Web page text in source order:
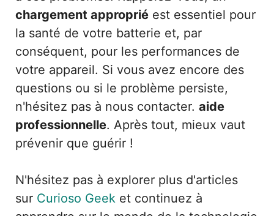
chargement approprié est essentiel pour
la santé de votre batterie et, par
conséquent, pour les performances de
votre appareil. Si vous avez encore des
questions ou si le problème persiste,
n'hésitez pas à nous contacter. aide
professionnelle. Après tout, mieux vaut
prévenir que guérir !
N'hésitez pas à explorer plus d'articles
sur Curioso Geek et continuez à